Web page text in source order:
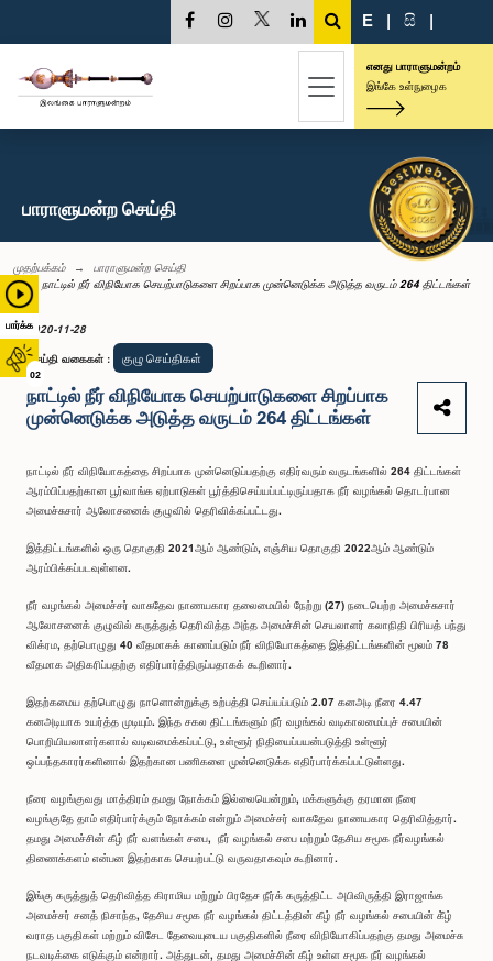
பார்க்க
02
E | සි |
எனது பாராளுமன்றம்
இங்கே உள்நுழைக
பாராளுமன்ற செய்தி
முதற்பக்கம்
பாராளுமன்ற செய்தி
நாட்டில் நீர் விநியோக செயற்பாடுகளை சிறப்பாக முன்னெடுக்க அடுத்த வருடம் 264 திட்டங்கள்
2020-11-28
செய்தி வகைகள் : குழு செய்திகள்
நாட்டில் நீர் விநியோக செயற்பாடுகளை சிறப்பாக
முன்னெடுக்க அடுத்த வருடம் 264 திட்டங்கள்
நாட்டில் நீர் விநியோகத்தை சிறப்பாக முன்னெடுப்பதற்கு எதிர்வரும் வருடங்களில் 264 திட்டங்கள்
ஆரம்பிப்பதற்கான பூர்வாங்க ஏற்பாடுகள் பூர்த்திசெய்யப்பட்டிருப்பதாக நீர் வழங்கல் தொடர்பான
அமைச்சுசார் ஆலோசனைக் குழுவில் தெரிவிக்கப்பட்டது.
இத்திட்டங்களில் ஒரு தொகுதி 2021ஆம் ஆண்டும், எஞ்சிய தொகுதி 2022ஆம் ஆண்டும்
ஆரம்பிக்கப்படவுள்ளன.
நீர் வழங்கல் அமைச்சர் வாசுதேவ நாணயகார தலைமையில் நேற்று (27) நடைபெற்ற அமைச்சுசார்
ஆலோசனைக் குழுவில் கருத்துத் தெரிவித்த அந்த அமைச்சின் செயலாளர் கலாநிதி பிரியத் பந்து
விக்ரம, தற்பொழுது 40 வீதமாகக் காணப்படும் நீர் விநியோகத்தை இத்திட்டங்களின் மூலம் 78
வீதமாக அதிகரிப்பதற்கு எதிர்பார்த்திருப்பதாகக் கூறினார்.
இதற்கமைய தற்பொழுது நாளொன்றுக்கு உற்பத்தி செய்யப்படும் 2.07 கனஅடி நீரை 4.47
கனஅடியாக உயர்த்த முடியும். இந்த சகல திட்டங்களும் நீர் வழங்கல் வடிகாலமைப்புச் சபையின்
பொறியியலாளர்களால் வடிவமைக்கப்பட்டு, உள்ளூர் நிதியைப்பயன்படுத்தி உள்ளூர்
ஒப்பந்தகாரர்களினால் இதற்கான பணிகளை முன்னெடுக்க எதிர்பார்க்கப்பட்டுள்ளது.
நீரை வழங்குவது மாத்திரம் தமது நோக்கம் இல்லையென்றும், மக்களுக்கு தரமான நீரை
வழங்குதே தாம் எதிர்பார்க்கும் நோக்கம் என்றும் அமைச்சர் வாசுதேவ நாணயகார தெரிவித்தார்.
தமது அமைச்சின் கீழ் நீர் வளங்கள் சபை, நீர் வழங்கல் சபை மற்றும் தேசிய சமூக நீர்வழங்கல்
திணைக்களம் என்பன இதற்காக செயற்பட்டு வருவதாகவும் கூறினார்.
இங்கு கருத்துத் தெரிவித்த கிராமிய மற்றும் பிரதேச நீர்க் கருத்திட்ட அபிவிருத்தி இராஜாங்க
அமைச்சர் சனத் நிசாந்த, தேசிய சமூக நீர் வழங்கல் திட்டத்தின் கீழ் நீர் வழங்கல் சபையின் கீ்ழ்
வராத பகுதிகள் மற்றும் விசேட தேவையுடைய பகுதிகளில் நீரை விநியோகிப்பதற்கு தமது அமைச்சு
நடவடிக்கை எடுக்கும் என்றார். அத்துடன், தமது அமைச்சின் கீழ் உள்ள சமூக நீர் வழங்கல்